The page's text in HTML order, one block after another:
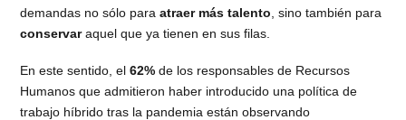
demandas no sólo paraatraer más talento , sino también para
conservaraquel que ya tienen en sus filas.
En este sentido, el62% de los responsables de Recursos
Humanos que admitieron haber introducido una política de
trabajo híbrido tras la pandemia están observando